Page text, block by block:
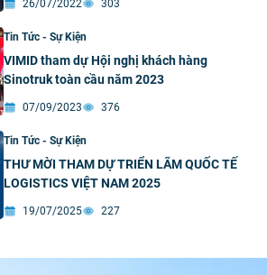
22/7/2022
26/07/2022 303
Tin Tức - Sự Kiện
VIMID tham dự Hội nghị khách hàng
Sinotruk toàn cầu năm 2023
07/09/2023 376
Tin Tức - Sự Kiện
THƯ MỜI THAM DỰ TRIỂN LÃM QUỐC TẾ
LOGISTICS VIỆT NAM 2025
19/07/2025 227